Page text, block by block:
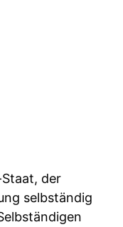
der
selbständig